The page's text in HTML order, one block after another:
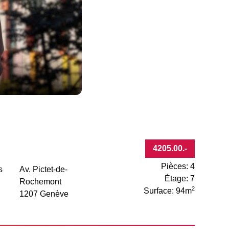
4205.00.-
Av. Pictet-de-
Rochemont
1207 Genève
Pièces: 4
Étage: 7
Surface: 94m2